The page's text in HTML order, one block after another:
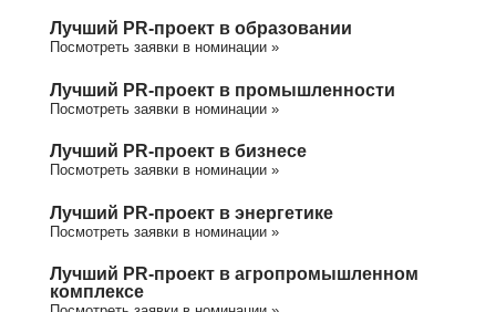
Лучший PR-проект в образовании
Посмотреть заявки в номинации »
Лучший PR-проект в промышленности
Посмотреть заявки в номинации »
Лучший PR-проект в бизнесе
Посмотреть заявки в номинации »
Лучший PR-проект в энергетике
Посмотреть заявки в номинации »
Лучший PR-проект в агропромышленном
комплексе